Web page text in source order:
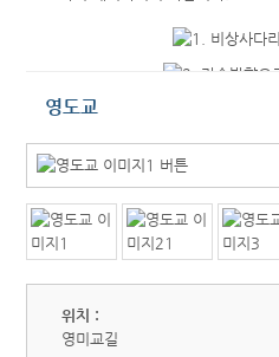
영도교
위치 :
영미교길